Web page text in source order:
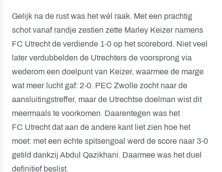
Gelijk na de rust was het wél raak. Met een prachtig
schot vanaf randje zestien zette Marley Keizer namens
FC Utrecht de verdiende 1-0 op het scorebord. Niet veel
later verdubbelden de Utrechters de voorsprong via
wederom een doelpunt van Keizer, waarmee de marge
wat meer lucht gaf: 2-0. PEC Zwolle zocht naar de
aansluitingstreffer, maar de Utrechtse doelman wist dit
meermaals te voorkomen. Daarentegen was het
FC Utrecht dat aan de andere kant liet zien hoe het
moet: met een echte spitsengoal werd de score naar 3-0
getild dankzij Abdul Qazikhani. Daarmee was het duel
definitief beslist.